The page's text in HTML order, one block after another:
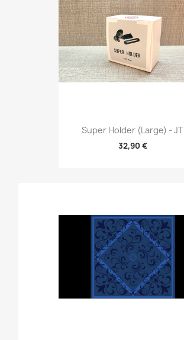
Super Holder (Large) - JT
32,90 €